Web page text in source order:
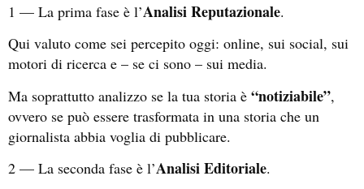
1 — La prima fase è l’Analisi Reputazionale.
Qui valuto come sei percepito oggi: online, sui social, sui
motori di ricerca e – se ci sono – sui media.
Ma soprattutto analizzo se la tua storia è “notiziabile”,
ovvero se può essere trasformata in una storia che un
giornalista abbia voglia di pubblicare.
2 — La seconda fase è l’Analisi Editoriale.